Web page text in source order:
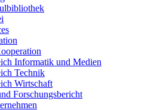
Informatik und Medien
Technik
Wirtschaft
Forschungsbericht